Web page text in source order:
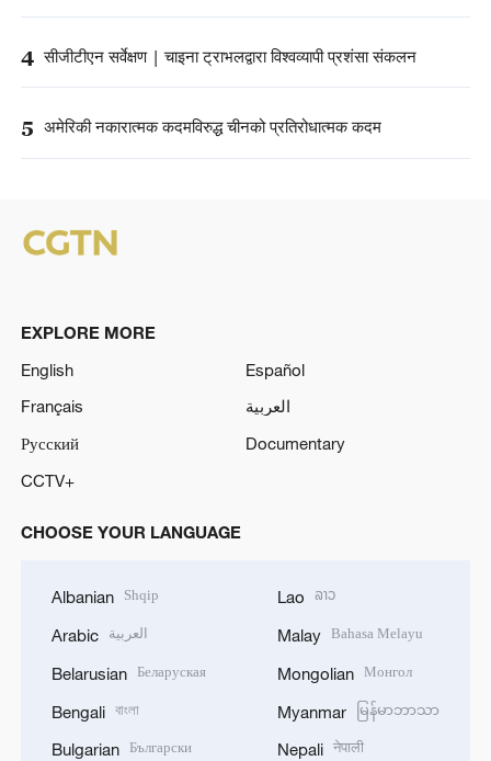
4 सीजीटीएन सर्वेक्षण | चाइना ट्राभलद्वारा विश्वव्यापी प्रशंसा संकलन
5 अमेरिकी नकारात्मक कदमविरुद्ध चीनको प्रतिरोधात्मक कदम
EXPLORE MORE
English
Español
Français
العربية
Русский
Documentary
CCTV+
CHOOSE YOUR LANGUAGE
Albanian Shqip
Arabic العربية
Belarusian Беларуская
Bengali বাংলা
Bulgarian Български
Lao ລາວ
Malay Bahasa Melayu
Mongolian Монгол
Myanmar မြန်မာဘာသာ
Nepali नेपाली